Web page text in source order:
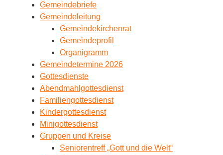
Gemeindebriefe
Gemeindeleitung
Gemeindekirchenrat
Gemeindeprofil
Organigramm
Gemeindetermine 2026
Gottesdienste
Abendmahlgottesdienst
Familiengottesdienst
Kindergottesdienst
Minigottesdienst
Gruppen und Kreise
Seniorentreff „Gott und die Welt“